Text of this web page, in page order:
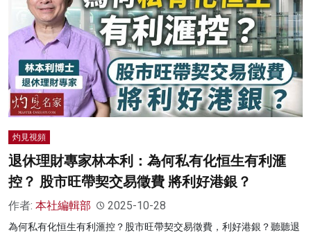
灼見視頻
退休理財專家林本利：為何私有化恒生有利滙
控？ 股市旺帶契交易徵費 將利好港銀？
作者: 本社編輯部 2025-10-28
為何私有化恒生有利滙控？股市旺帶契交易徵費，利好港銀？聽聽退